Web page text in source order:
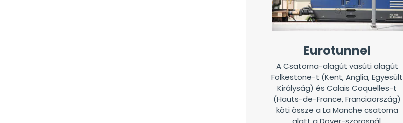
Eurotunnel
A Csatorna-alagút vasúti alagút
Folkestone-t (Kent, Anglia, Egyesült
Királyság) és Calais Coquelles-t
(Hauts-de-France, Franciaország)
köti össze a La Manche csatorna